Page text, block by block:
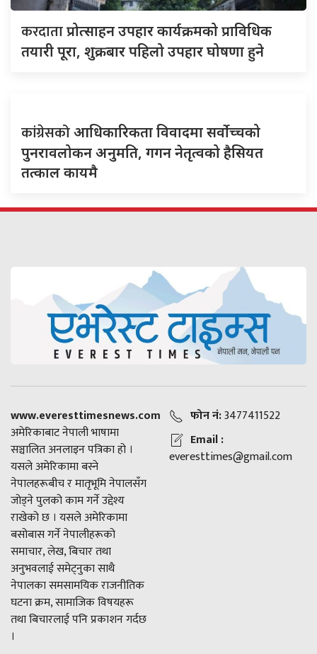
करदाताप्रोत्साहन उपहार कार्यक्रमको प्राविधिक
तयारी पूरा, शुक्रबार पहिलो उपहार घोषणा हुने
कांग्रेसकोआधिकारिकता विवादमा सर्वोच्चको
पुनरावलोकन अनुमति, गगन नेतृत्वको हैसियत
तत्काल कायमै
www.everesttimesnews.com
अमेरिकाबाट नेपाली भाषामा
सञ्चालित अनलाइन पत्रिका हो ।
यसले अमेरिकामा बस्ने
नेपालहरूबीच र मातृभूमि नेपालसँग
जोड्ने पुलको काम गर्ने उद्देश्य
राखेको छ । यसले अमेरिकामा
बसोबास गर्ने नेपालीहरूको
समाचार, लेख, बिचार तथा
अनुभवलाई समेट्नुका साथै
नेपालका समसामयिक राजनीतिक
घटना क्रम, सामाजिक विषयहरू
तथा बिचारलाई पनि प्रकाशन गर्दछ
।
फोन नं:3477411522
Email :
everesttimes@gmail.com